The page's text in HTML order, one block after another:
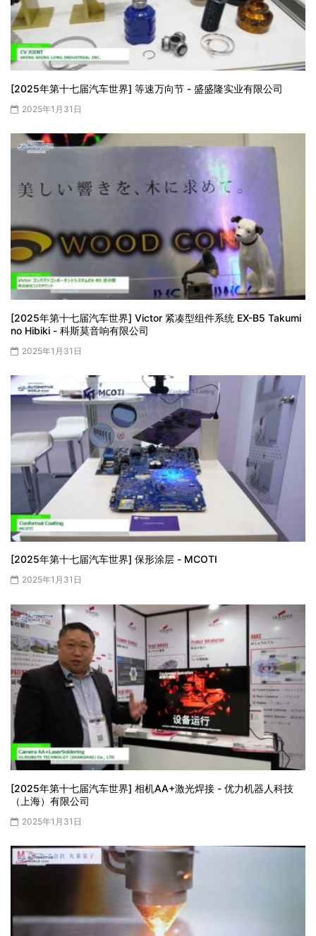
[2025年第十七届汽车世界] 等速万向节 - 盛盛隆实业有限公司
2025年1月31日
[2025年第十七届汽车世界] Victor 紧凑型组件系统 EX-B5 Takumi
no Hibiki - 科斯莫音响有限公司
2025年1月31日
[2025年第十七届汽车世界] 保形涂层 - MCOTI
2025年1月31日
[2025年第十七届汽车世界] 相机AA+激光焊接 - 优力机器人科技
（上海）有限公司
2025年1月31日